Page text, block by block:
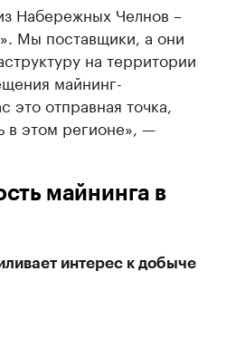
Набережных Челнов –
Мы поставщики, а они
на территории
майнинг-
это отправная точка,
в этом регионе», —
майнинга в
интерес к добыче